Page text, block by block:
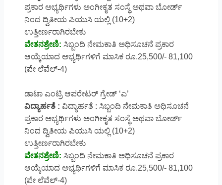
ಪ್ರಕಾರ ಅಭ್ಯರ್ಥಿಗಳು ಅಂಗೀಕೃತ ಸಂಸ್ಥೆ ಅಥವಾ ಬೋರ್ಡ್
ನಿಂದ ದ್ವಿತೀಯ ಪಿಯುಸಿ ಯಲ್ಲಿ (10+2)
ಉತ್ತೀರ್ಣರಾಗಿರಬೇಕು
ವೇತನಶ್ರೇಣಿ: ಸಿಬ್ಬಂದಿ ನೇಮಕಾತಿ ಅಧಿಸೂಚನೆ ಪ್ರಕಾರ
ಆಯ್ಕೆಯಾದ ಅಭ್ಯರ್ಥಿಗಳಿಗೆ ಮಾಸಿಕ ರೂ.25,500/- 81,100
(ಪೇ ಲೆವೆಲ್-4)
ಡಾಟಾ ಎಂಟ್ರಿ ಆಪರೇಟರ್ ಗ್ರೇಡ್ ‘ಎ’
ವಿದ್ಯಾರ್ಹತೆ : ವಿದ್ಯಾರ್ಹತೆ : ಸಿಬ್ಬಂದಿ ನೇಮಕಾತಿ ಅಧಿಸೂಚನೆ
ಪ್ರಕಾರ ಅಭ್ಯರ್ಥಿಗಳು ಅಂಗೀಕೃತ ಸಂಸ್ಥೆ ಅಥವಾ ಬೋರ್ಡ್
ನಿಂದ ದ್ವಿತೀಯ ಪಿಯುಸಿ ಯಲ್ಲಿ (10+2)
ಉತ್ತೀರ್ಣರಾಗಿರಬೇಕು
ವೇತನಶ್ರೇಣಿ: ಸಿಬ್ಬಂದಿ ನೇಮಕಾತಿ ಅಧಿಸೂಚನೆ ಪ್ರಕಾರ
ಆಯ್ಕೆಯಾದ ಅಭ್ಯರ್ಥಿಗಳಿಗೆ ಮಾಸಿಕ ರೂ.25,500/- 81,100
(ಪೇ ಲೆವೆಲ್-4)